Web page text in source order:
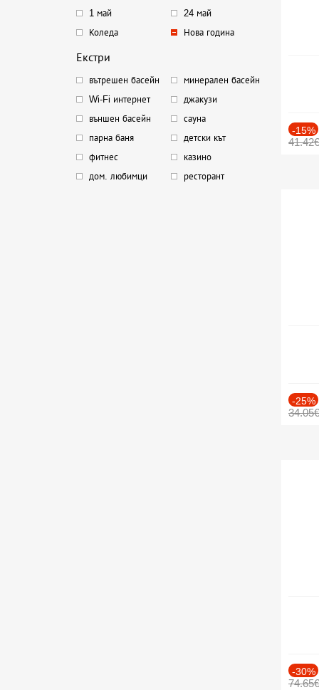
1 май
24 май
Коледа
Нова година
Екстри
вътрешен басейн
минерален басейн
Wi-Fi интернет
джакузи
външен басейн
сауна
парна баня
детски кът
фитнес
казино
дом. любимци
ресторант
-15%
41.42€
-25%
34.05€
-30%
74.65€